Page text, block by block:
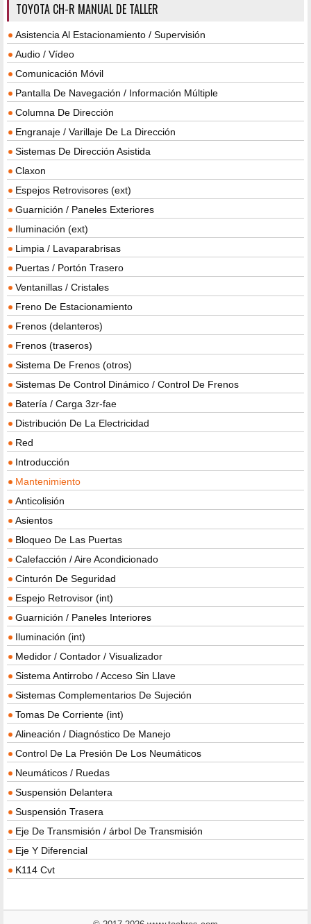
TOYOTA CH-R MANUAL DE TALLER
Asistencia Al Estacionamiento / Supervisión
Audio / Vídeo
Comunicación Móvil
Pantalla De Navegación / Información Múltiple
Columna De Dirección
Engranaje / Varillaje De La Dirección
Sistemas De Dirección Asistida
Claxon
Espejos Retrovisores (ext)
Guarnición / Paneles Exteriores
Iluminación (ext)
Limpia / Lavaparabrisas
Puertas / Portón Trasero
Ventanillas / Cristales
Freno De Estacionamiento
Frenos (delanteros)
Frenos (traseros)
Sistema De Frenos (otros)
Sistemas De Control Dinámico / Control De Frenos
Batería / Carga 3zr-fae
Distribución De La Electricidad
Red
Introducción
Mantenimiento
Anticolisión
Asientos
Bloqueo De Las Puertas
Calefacción / Aire Acondicionado
Cinturón De Seguridad
Espejo Retrovisor (int)
Guarnición / Paneles Interiores
Iluminación (int)
Medidor / Contador / Visualizador
Sistema Antirrobo / Acceso Sin Llave
Sistemas Complementarios De Sujeción
Tomas De Corriente (int)
Alineación / Diagnóstico De Manejo
Control De La Presión De Los Neumáticos
Neumáticos / Ruedas
Suspensión Delantera
Suspensión Trasera
Eje De Transmisión / árbol De Transmisión
Eje Y Diferencial
K114 Cvt